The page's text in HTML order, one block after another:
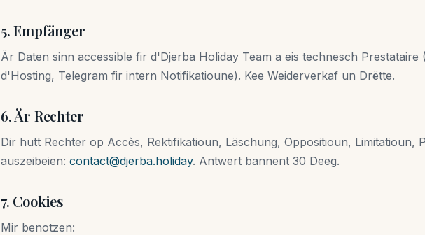
5. Empfänger
Är Daten sinn accessible fir d'Djerba Holiday Team a eis technesch Prestataire
d'Hosting, Telegram fir intern Notifikatioune). Kee Weiderverkaf un Drëtte.
6. Är Rechter
Dir hutt Rechter op Accès, Rektifikatioun, Läschung, Oppositioun, Limitatioun,
auszeibeien: contact@djerba.holiday. Äntwert bannent 30 Deeg.
7. Cookies
Mir benotzen: